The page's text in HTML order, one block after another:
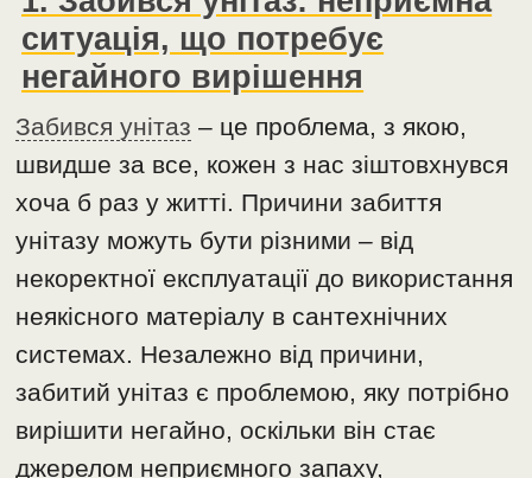
ситуація, що потребує
негайного вирішення
Забився унітаз – це проблема, з якою,
швидше за все, кожен з нас зіштовхнувся
хоча б раз у житті. Причини забиття
унітазу можуть бути різними – від
некоректної експлуатації до використання
неякісного матеріалу в сантехнічних
системах. Незалежно від причини,
забитий унітаз є проблемою, яку потрібно
вирішити негайно, оскільки він стає
джерелом неприємного запаху,